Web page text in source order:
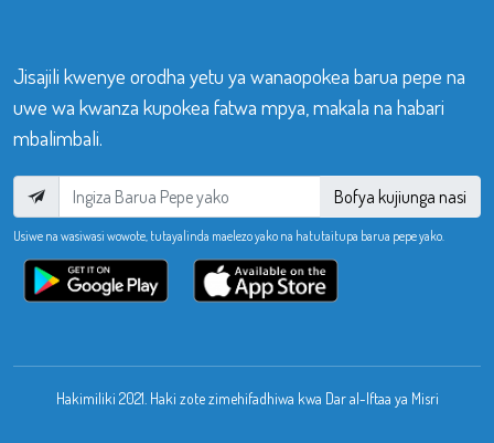
Jisajili kwenye orodha yetu ya wanaopokea barua pepe na
uwe wa kwanza kupokea fatwa mpya, makala na habari
mbalimbali.
Bofya kujiunga nasi
Usiwe na wasiwasi wowote, tutayalinda maelezo yako na hatutaitupa barua pepe yako.
Hakimiliki 2021. Haki zote zimehifadhiwa kwa Dar al-Iftaa ya Misri